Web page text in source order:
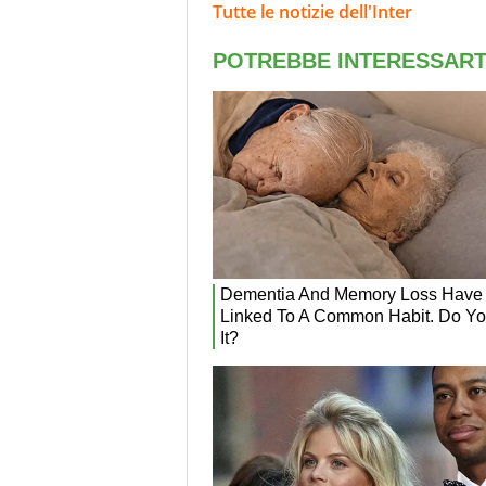
Tutte le notizie dell'Inter